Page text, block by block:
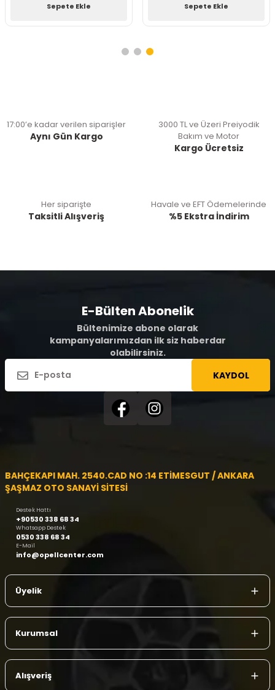
Sepete Ekle Sepete Ekle
17:00’e kadar verilen siparişler
Aynı Gün Kargo
3000 TL ve Üzeri Preiyodik
Bakım ve Motor
Kargo Ücretsiz
Her siparişte
Taksitli Alışveriş
Havale ve EFT Ödemelerinde
%5 Ekstra İndirim
E-Bülten Abonelik
Bültenimize abone olarak
kampanyalarımızdan ilk siz haberdar
olabilirsiniz.
KAYDOL
BAHÇEKAPI MAH. 2540.CAD NO :14 ETİMESGUT / ANKARA
ŞAŞMAZ OTO SANAYİ SİTESİ
Destek Hattı
+90530 338 68 34
Whatsapp Destek
0530 338 68 34
E-Mail
info@opellcenter.com
Üyelik
Kurumsal
Alışveriş